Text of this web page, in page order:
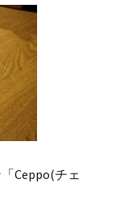
Ceppo(チェ